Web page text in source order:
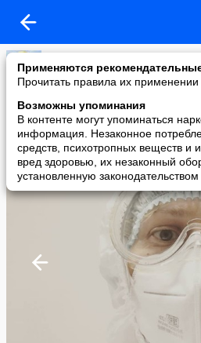
Применяются
Прочитать правила их
Возможны упоминания
В контенте могут упоминаться
информация. Незаконное
средств, психотропных веществ и
вред здоровью, их незаконный
установленную законодательством
Лариса Росс
added a photo
09 Jun в 08:52